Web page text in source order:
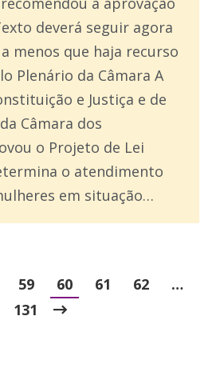
deverá seguir agora
menos que haja recurso
Plenário da Câmara A
e Justiça e de
Câmara dos
o Projeto de Lei
o atendimento
em situação…
59 60 61 62
…
131